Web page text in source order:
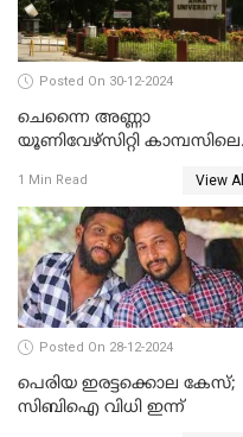
Posted On 30-12-2024
ചെന്നൈ അണ്ണാ
യൂണിവേഴ്‌സിറ്റി കാമ്പസിലെ
കമ്മീഷന്‍ ഇന്ന്
യൂണിവേഴ്‌സിറ്റിയിലെത്തും
1 Min Read View All
Posted On 28-12-2024
പെരിയ ഇരട്ടക്കൊല കേസ്;
സിബിഐ വിധി ഇന്ന്